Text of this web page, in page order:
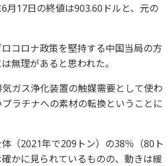
月17日の終値は903.60ドルと、元の
コロナ政策を堅持する中国当局の方
無理があると思われた。
ガス浄化装置の触媒需要として使わ
ラチナへの素材の転換ということに
（2021年で209トン）の38％（80ト
かに見られているものの、動きは緩